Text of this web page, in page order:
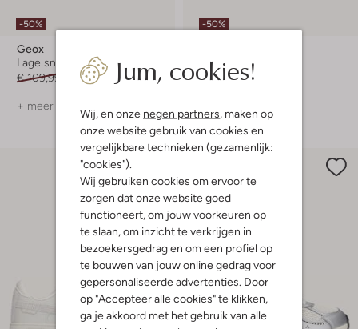
Jum, cookies!
Wij, en onze negen partners, maken op
onze website gebruik van cookies en
vergelijkbare technieken (gezamenlijk:
"cookies").
Wij gebruiken cookies om ervoor te
zorgen dat onze website goed
functioneert, om jouw voorkeuren op
te slaan, om inzicht te verkrijgen in
bezoekersgedrag en om een profiel op
te bouwen van jouw online gedrag voor
gepersonaliseerde advertenties. Door
op "Accepteer alle cookies" te klikken,
ga je akkoord met het gebruik van alle
-50%
Geox
Lage sneakers
€ 109,99
€ 54,99
+ meer kleuren
-50%
Lage sneakers
€ 129,99 € 64,99